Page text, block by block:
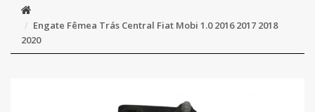
Engate Fêmea Trás Central Fiat Mobi 1.0 2016 2017 2018
2020